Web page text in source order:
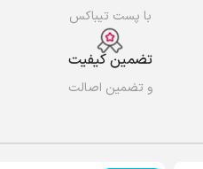
با پست تیباکس
تضمین کیفیت
و تضمین اصالت